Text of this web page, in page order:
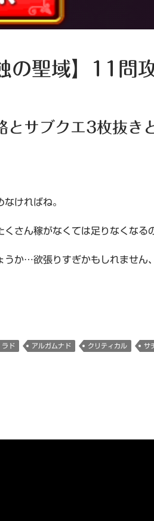
聖域】11問
とサブクエ3枚抜き
ければね。
さん稼がなくては足りなくなる
か…欲張りすぎかもしれません
ラド アルガムナド クリティカル サ